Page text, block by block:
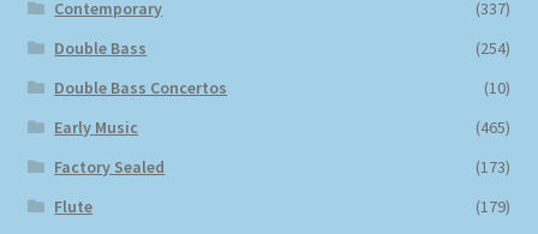
Contemporary
(337)
Double Bass
(254)
Double Bass Concertos
(10)
Early Music
(465)
Factory Sealed
(173)
Flute
(179)